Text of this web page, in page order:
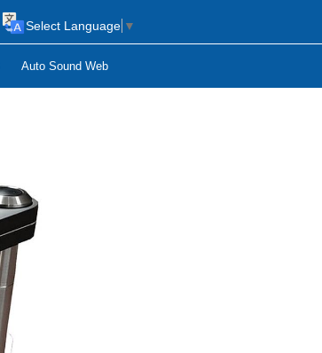
Auto Sound Web
Select Language ▼